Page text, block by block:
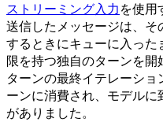
ストリーミング入力 を使用
送信したメッセージは、そ
するときにキューに入っ
限を持つ独自のターンを開
ターンの最終イテレーシ
ーンに消費され、モデル
がありました。